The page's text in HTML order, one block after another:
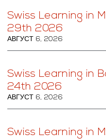
Swiss Learning in
29th 2026
АВГУСТ 6, 2026
Swiss Learning in
24th 2026
АВГУСТ 6, 2026
Swiss Learning in